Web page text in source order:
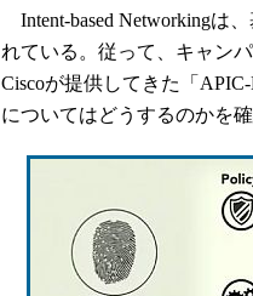
Intent-based Networkingは
れている。従って、キャン
Ciscoが提供してきた「
についてはどうするのかを